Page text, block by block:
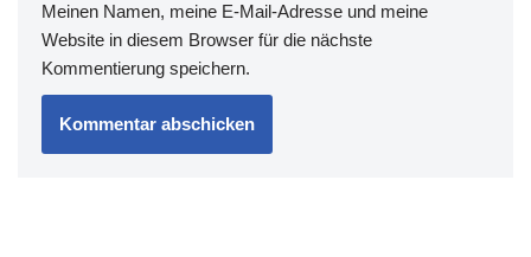
Meinen Namen, meine E-Mail-Adresse und meine
Website in diesem Browser für die nächste
Kommentierung speichern.